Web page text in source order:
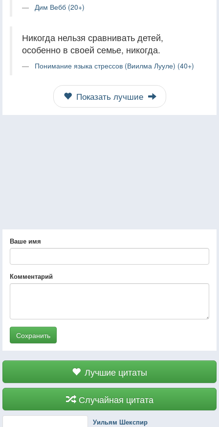
Дим Вебб (20+)
Никогда нельзя сравнивать детей,
особенно в своей семье, никогда.
Понимание языка стрессов (Виилма Лууле) (40+)
Показать лучшие
Ваше имя
Комментарий
Сохранить
Лучшие цитаты
Случайная цитата
Уильям Шекспир